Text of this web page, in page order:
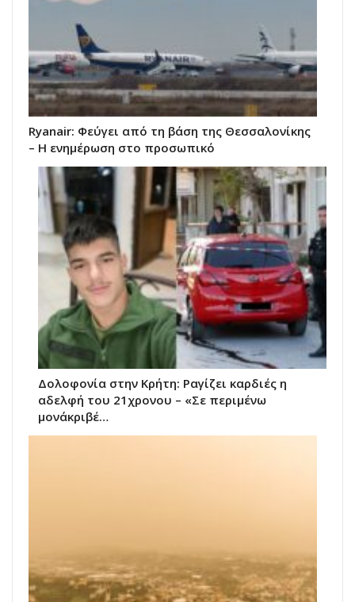
Ryanair: Φεύγει από τη βάση της Θεσσαλονίκης
– Η ενημέρωση στο προσωπικό
Δολοφονία στην Κρήτη: Ραγίζει καρδιές η
αδελφή του 21χρονου – «Σε περιμένω
μονάκριβέ…